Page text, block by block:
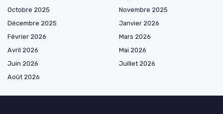
Octobre 2025
Novembre 2025
Décembre 2025
Janvier 2026
Février 2026
Mars 2026
Avril 2026
Mai 2026
Juin 2026
Juillet 2026
Août 2026